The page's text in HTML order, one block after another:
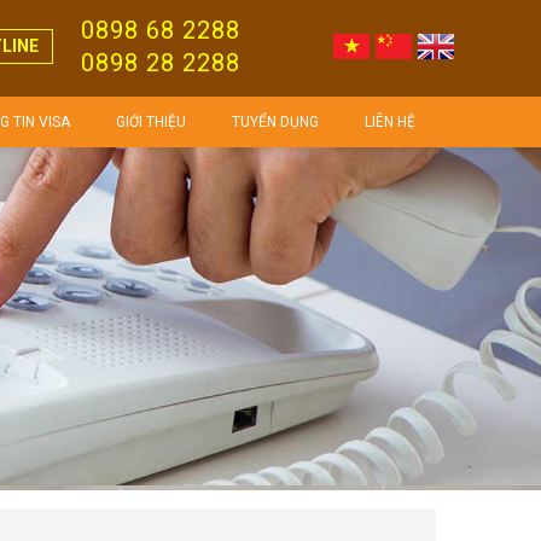
0898 68 2288
0898 28 2288
TIN VISA GIỚI THIỆU TUYỂN DỤNG LIÊN HỆ